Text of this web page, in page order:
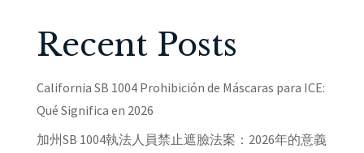
Recent Posts
California SB 1004 Prohibición de Máscaras para ICE:
Qué Significa en 2026
加州SB 1004執法人員禁止遮臉法案：2026年的意義